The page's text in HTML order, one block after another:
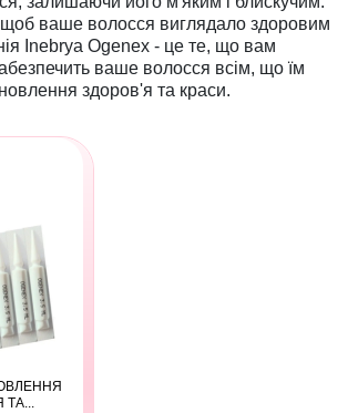
ваше волосся виглядало здоровим
Inebrya Ogenex - це те, що вам
ваше волосся всім, що їм
здоров'я та краси.
ТА...